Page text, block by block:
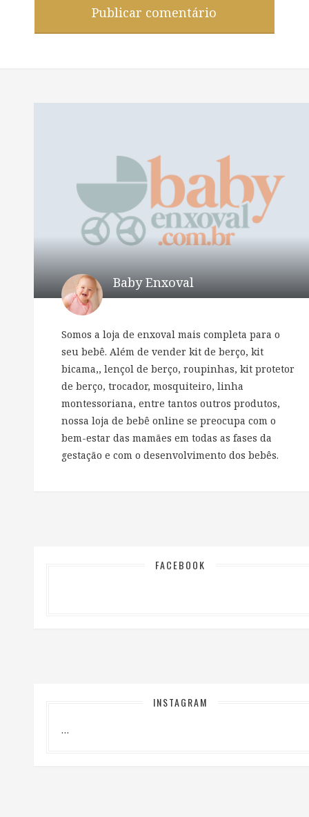
Baby Enxoval
Somos a loja de enxoval mais completa para o
seu bebê. Além de vender kit de berço, kit
bicama,, lençol de berço, roupinhas, kit protetor
de berço, trocador, mosquiteiro, linha
montessoriana, entre tantos outros produtos,
nossa loja de bebê online se preocupa com o
bem-estar das mamães em todas as fases da
gestação e com o desenvolvimento dos bebês.
FACEBOOK
INSTAGRAM
…